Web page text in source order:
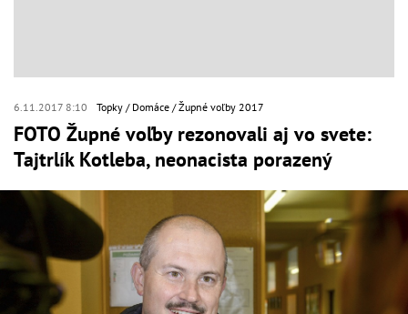
6.11.2017 8:10 Topky Domáce Župné voľby 2017
FOTO Župné voľby rezonovali aj vo svete:
Tajtrlík Kotleba, neonacista porazený